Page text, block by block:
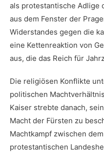
als protestantische Adlige
aus dem Fenster der
Widerstandes⁣ gegen ⁣die
eine Kettenreaktion von
aus, die das Reich für‌
Die⁣ religiösen Konflikte
⁤politischen
⁣Kaiser strebte danach,
Macht der ⁣Fürsten⁢ zu
Machtkampf‍ zwischen
protestantischen